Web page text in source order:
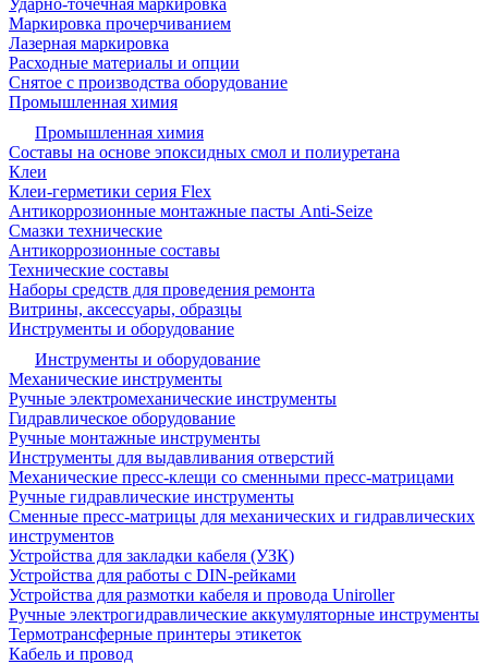
Ударно-точечная маркировка
Маркировка прочерчиванием
Лазерная маркировка
Расходные материалы и опции
Снятое с производства оборудование
Промышленная химия
Промышленная химия
Составы на основе эпоксидных смол и полиуретана
Клеи
Клеи-герметики серия Flex
Антикоррозионные монтажные пасты Anti-Seize
Смазки технические
Антикоррозионные составы
Технические составы
Наборы средств для проведения ремонта
Витрины, аксессуары, образцы
Инструменты и оборудование
Инструменты и оборудование
Механические инструменты
Ручные электромеханические инструменты
Гидравлическое оборудование
Ручные монтажные инструменты
Инструменты для выдавливания отверстий
Механические пресс-клещи со сменными пресс-матрицами
Ручные гидравлические инструменты
Сменные пресс-матрицы для механических и гидравлических
инструментов
Устройства для закладки кабеля (УЗК)
Устройства для работы с DIN-рейками
Устройства для размотки кабеля и провода Uniroller
Ручные электрогидравлические аккумуляторные инструменты
Термотрансферные принтеры этикеток
Кабель и провод